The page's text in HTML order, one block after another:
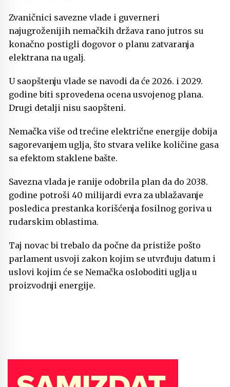
Zvaničnici savezne vlade i guverneri
najugroženijih nemačkih država rano jutros su
konačno postigli dogovor o planu zatvaranja
elektrana na ugalj.
U saopštenju vlade se navodi da će 2026. i 2029.
godine biti sprovedena ocena usvojenog plana.
Drugi detalji nisu saopšteni.
Nemačka više od trećine električne energije dobija
sagorevanjem uglja, što stvara velike količine gasa
sa efektom staklene bašte.
Savezna vlada je ranije odobrila plan da do 2038.
godine potroši 40 milijardi evra za ublažavanje
posledica prestanka korišćenja fosilnog goriva u
rudarskim oblastima.
Taj novac bi trebalo da počne da pristiže pošto
parlament usvoji zakon kojim se utvrđuju datum i
uslovi kojim će se Nemačka osloboditi uglja u
proizvodnji energije.